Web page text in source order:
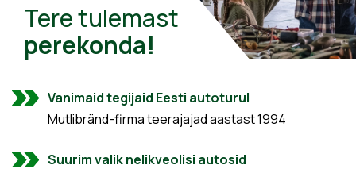
Tere tulemast
perekonda!
Vanimaid tegijaid Eesti autoturul
Mutlibränd-firma teerajajad aastast 1994
Suurim valik nelikveolisi autosid